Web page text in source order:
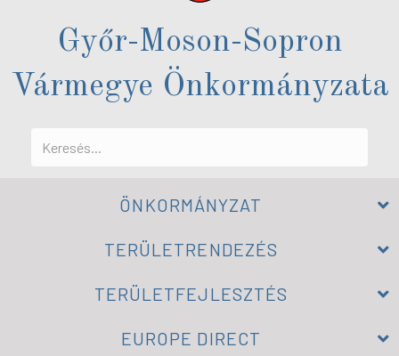
Győr-Moson-Sopron
Vármegye Önkormányzata
ÖNKORMÁNYZAT
TERÜLETRENDEZÉS
TERÜLETFEJLESZTÉS
EUROPE DIRECT